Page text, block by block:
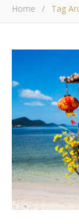
Home / Tag